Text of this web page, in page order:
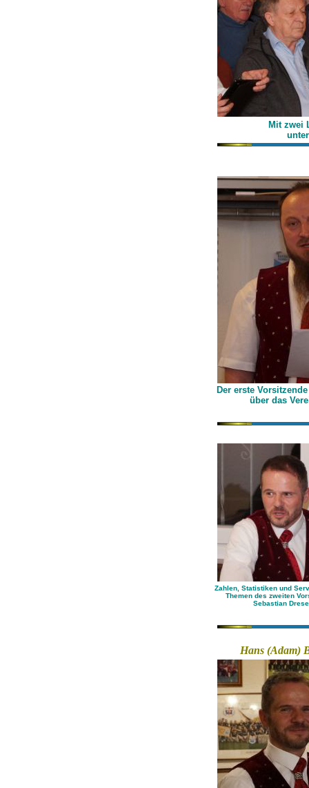
Mit zwei
Der erste
über das
Zahlen, Statistiken und
Themen des zweiten
Sebastian
Hans (Adam)